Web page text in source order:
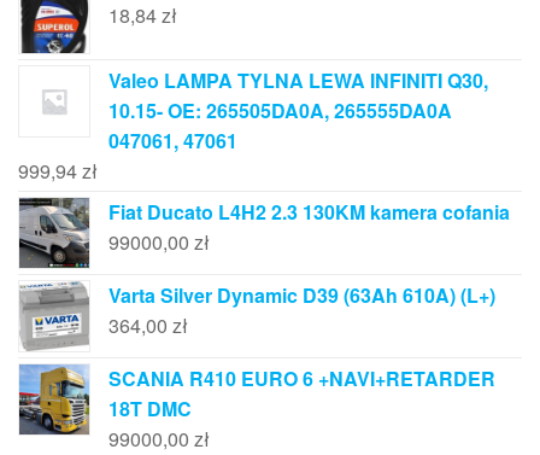
18,84zł
Valeo LAMPA TYLNA LEWA INFINITI Q30,
10.15- OE: 265505DA0A, 265555DA0A
047061, 47061
999,94zł
Fiat Ducato L4H2 2.3 130KM kamera cofania
99000,00 zł
Varta Silver Dynamic D39 (63Ah 610A) (L+)
364,00 zł
SCANIA R410 EURO 6 +NAVI+RETARDER
18T DMC
99000,00 zł